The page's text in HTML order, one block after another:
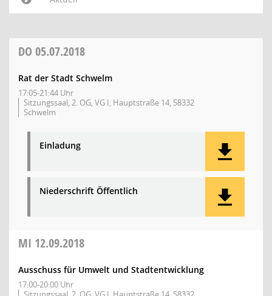
DO 05.07.2018
Rat der Stadt Schwelm
17:05-21:44 Uhr
Sitzungssaal, 2. OG, VG I, Hauptstraße 14, 58332
Schwelm
Einladung
Niederschrift Öffentlich
MI 12.09.2018
Ausschuss für Umwelt und Stadtentwicklung
17:00-20:00 Uhr